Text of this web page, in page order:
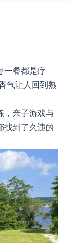
一餐都是疗
气让人回到熟
，亲子游戏与
找到了久违的